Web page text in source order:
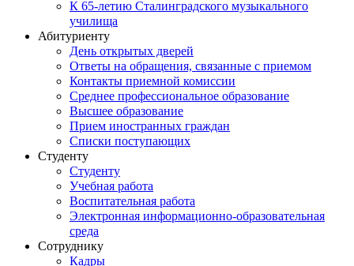
К 65-летию Сталинградского музыкального
училища
Абитуриенту
День открытых дверей
Ответы на обращения, связанные с приемом
Контакты приемной комиссии
Среднее профессиональное образование
Высшее образование
Прием иностранных граждан
Списки поступающих
Студенту
Студенту
Учебная работа
Воспитательная работа
Электронная информационно-образовательная
среда
Сотруднику
Кадры